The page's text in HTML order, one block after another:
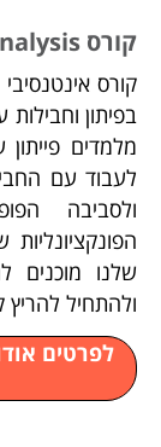
קורס Python course for Data Analysis –
בפיתון
מלמדים
לעבוד עם
ולסביבה
שלנו מוכנים
ולהתחיל להריץ